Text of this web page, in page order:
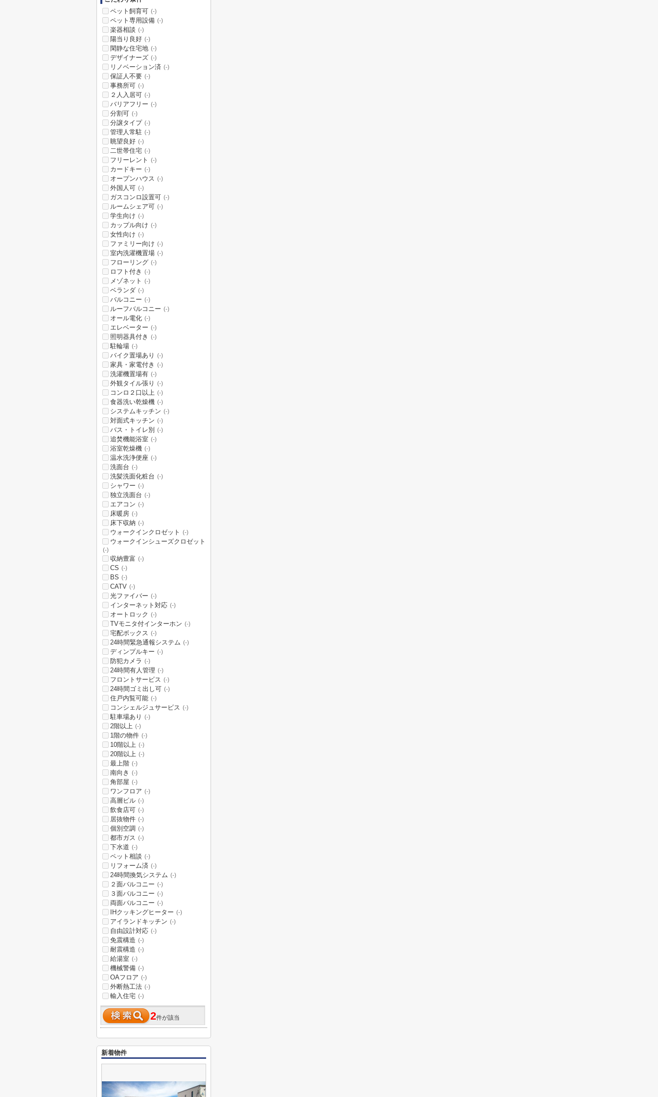
ペット飼育可 (-)
ペット専用設備 (-)
楽器相談 (-)
陽当り良好 (-)
閑静な住宅地 (-)
デザイナーズ (-)
リノベーション済 (-)
保証人不要 (-)
事務所可 (-)
２人入居可 (-)
バリアフリー (-)
分割可 (-)
分譲タイプ (-)
管理人常駐 (-)
眺望良好 (-)
二世帯住宅 (-)
フリーレント (-)
カードキー (-)
オープンハウス (-)
外国人可 (-)
ガスコンロ設置可 (-)
ルームシェア可 (-)
学生向け (-)
カップル向け (-)
女性向け (-)
ファミリー向け (-)
室内洗濯機置場 (-)
フローリング (-)
ロフト付き (-)
メゾネット (-)
ベランダ (-)
バルコニー (-)
ルーフバルコニー (-)
オール電化 (-)
エレベーター (-)
照明器具付き (-)
駐輪場 (-)
バイク置場あり (-)
家具・家電付き (-)
洗濯機置場有 (-)
外観タイル張り (-)
コンロ２口以上 (-)
食器洗い乾燥機 (-)
システムキッチン (-)
対面式キッチン (-)
バス・トイレ別 (-)
追焚機能浴室 (-)
浴室乾燥機 (-)
温水洗浄便座 (-)
洗面台 (-)
洗髪洗面化粧台 (-)
シャワー (-)
独立洗面台 (-)
エアコン (-)
床暖房 (-)
床下収納 (-)
ウォークインクロゼット (-)
ウォークインシューズクロゼット
(-)
収納豊富 (-)
CS (-)
BS (-)
CATV (-)
光ファイバー (-)
インターネット対応 (-)
オートロック (-)
TVモニタ付インターホン (-)
宅配ボックス (-)
24時間緊急通報システム (-)
ディンプルキー (-)
防犯カメラ (-)
24時間有人管理 (-)
フロントサービス (-)
24時間ゴミ出し可 (-)
住戸内覧可能 (-)
コンシェルジュサービス (-)
駐車場あり (-)
2階以上 (-)
1階の物件 (-)
10階以上 (-)
20階以上 (-)
最上階 (-)
南向き (-)
角部屋 (-)
ワンフロア (-)
高層ビル (-)
飲食店可 (-)
居抜物件 (-)
個別空調 (-)
都市ガス (-)
下水道 (-)
ペット相談 (-)
リフォーム済 (-)
24時間換気システム (-)
２面バルコニー (-)
３面バルコニー (-)
両面バルコニー (-)
IHクッキングヒーター (-)
アイランドキッチン (-)
自由設計対応 (-)
免震構造 (-)
耐震構造 (-)
給湯室 (-)
機械警備 (-)
OAフロア (-)
外断熱工法 (-)
輸入住宅 (-)
2件が該当
新着物件